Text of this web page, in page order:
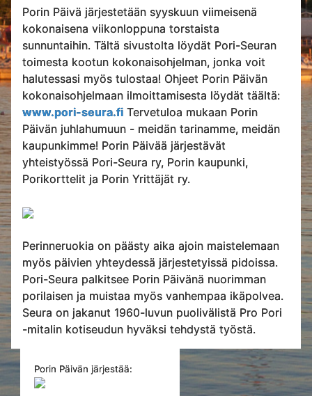
Porin Päivä järjestetään syyskuun viimeisenä
kokonaisena viikonloppuna torstaista
sunnuntaihin. Tältä sivustolta löydät Pori-Seuran
toimesta kootun kokonaisohjelman, jonka voit
halutessasi myös tulostaa! Ohjeet Porin Päivän
kokonaisohjelmaan ilmoittamisesta löydät täältä:
www.pori-seura.fi Tervetuloa mukaan Porin
Päivän juhlahumuun - meidän tarinamme, meidän
kaupunkimme! Porin Päivää järjestävät
yhteistyössä Pori-Seura ry, Porin kaupunki,
Porikorttelit ja Porin Yrittäjät ry.
Perinneruokia on päästy aika ajoin maistelemaan
myös päivien yhteydessä järjestetyissä pidoissa.
Pori-Seura palkitsee Porin Päivänä nuorimman
porilaisen ja muistaa myös vanhempaa ikäpolvea.
Seura on jakanut 1960-luvun puolivälistä Pro Pori
-mitalin kotiseudun hyväksi tehdystä työstä.
Porin Päivän järjestää: